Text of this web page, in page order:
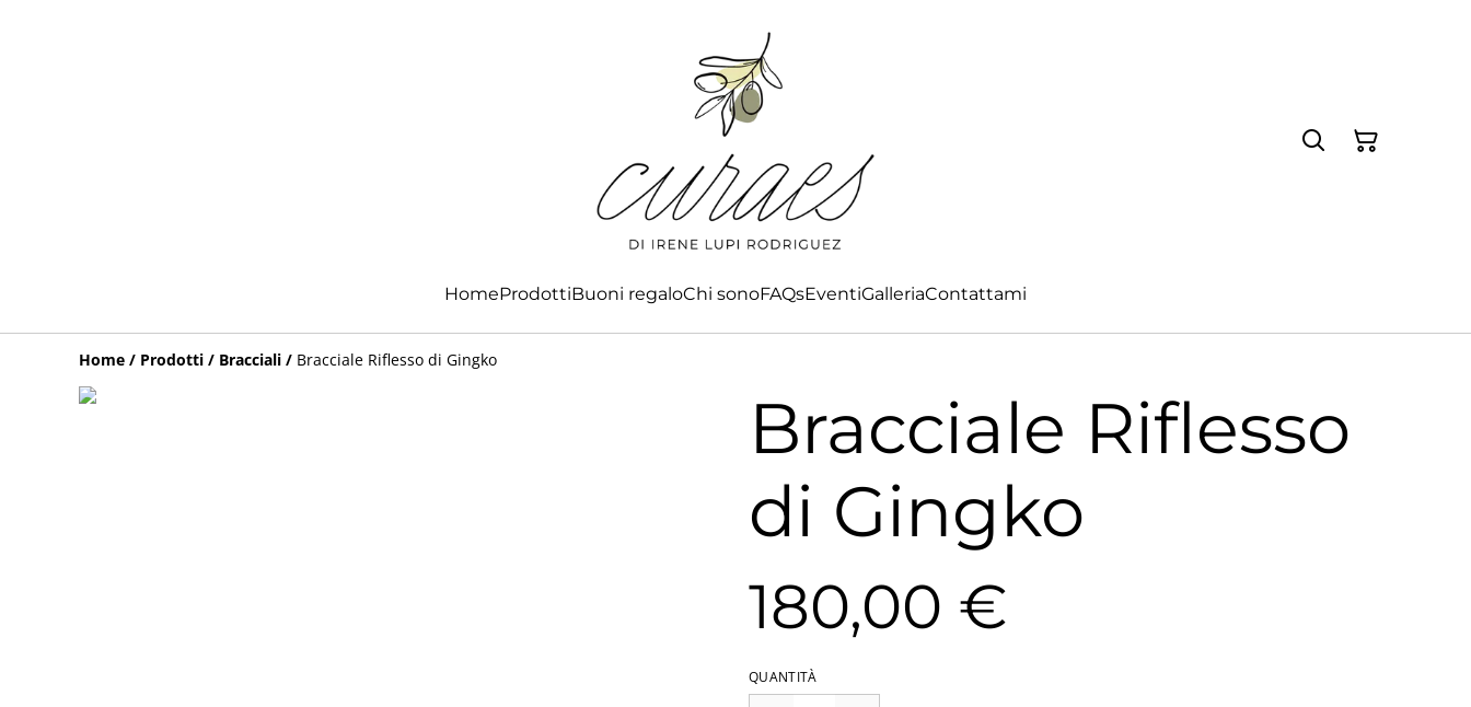
HomeProdottiBuoni regaloChi sonoFAQsEventiGalleriaContattami
Home / Prodotti / Bracciali / Bracciale Riflesso di Gingko
Bracciale Riflesso
di Gingko
180,00 €
QUANTITÀ